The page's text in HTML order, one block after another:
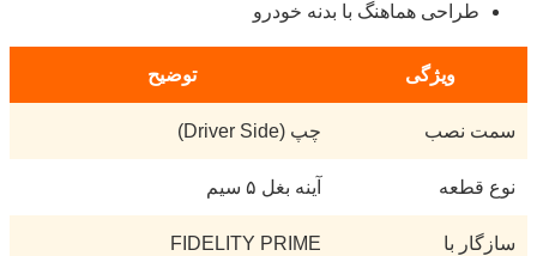
طراحی هماهنگ با بدنه خودرو
ویژگی توضیح
سمت نصب چپ (Driver Side)
نوع قطعه آینه بغل ۵ سیم
سازگار با FIDELITY PRIME